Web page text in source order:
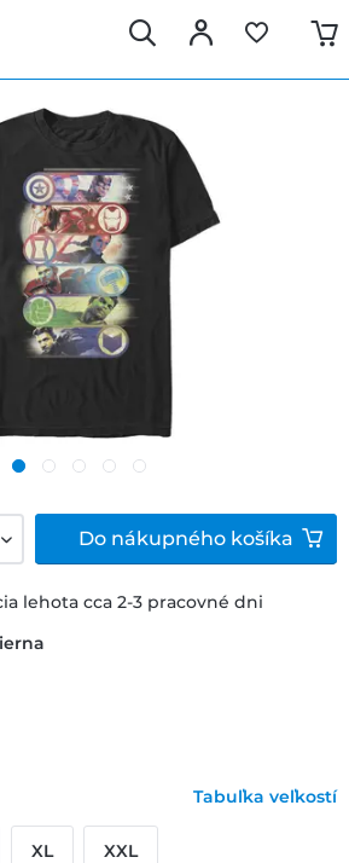
lehota cca 2-3 pracovné dni
Tabuľka veľkostí
XL XXL
Do nákupného košíka